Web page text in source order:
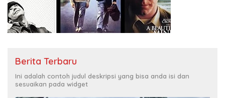
Berita Terbaru
Ini adalah contoh judul deskripsi yang bisa anda isi dan
sesuaikan pada widget